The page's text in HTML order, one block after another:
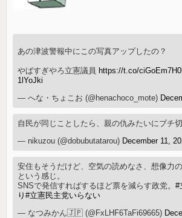
あの津波警報中にこの写真アップしたの？
やばすぎやろ立憲議員 https://t.co/ciGoEm7H0l
1lYoJki
— へな・ちょこお (@henachoco_mote)
自民が同じことしたら、親の仇みたいにブチ
— nikuzou (@dobubutatarou) December 11,
安住もそうだけど、空気の読めなさ、想像力
という感じ。
SNSで発信すればするほど票を減らす政党。#
り#立憲民主党いらない
— なつみかん🇯🇵 (@FxLHF6TaFi69665)